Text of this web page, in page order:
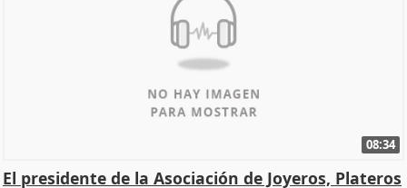
08:34
El presidente de la Asociación de Joyeros, Plateros